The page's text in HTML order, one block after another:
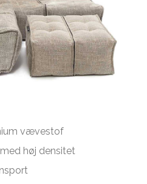
vævestof
høj densitet